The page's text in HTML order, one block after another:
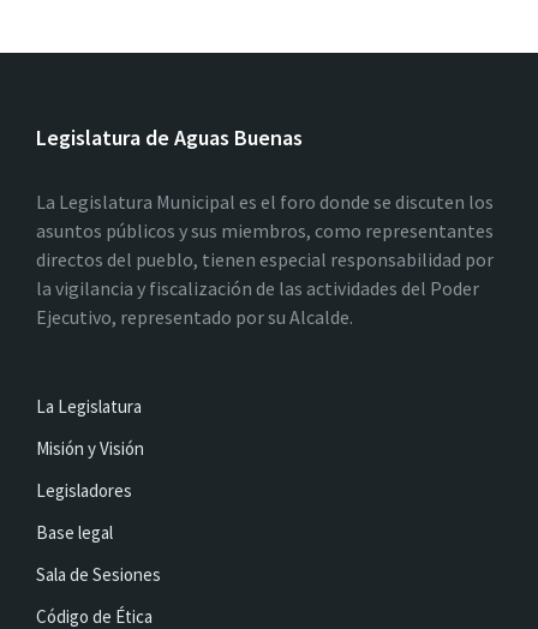
Legislatura de Aguas Buenas
La Legislatura Municipal es el foro donde se discuten los
asuntos públicos y sus miembros, como representantes
directos del pueblo, tienen especial responsabilidad por
la vigilancia y fiscalización de las actividades del Poder
Ejecutivo, representado por su Alcalde.
La Legislatura
Misión y Visión
Legisladores
Base legal
Sala de Sesiones
Código de Ética